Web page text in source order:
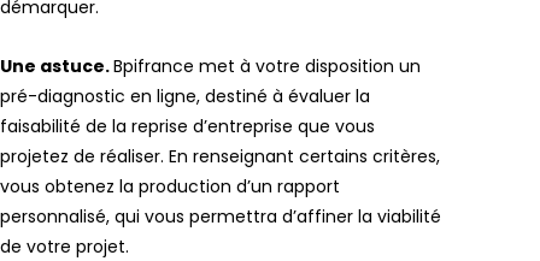
démarquer.
Une astuce.Bpifrance met à votre disposition un
pré-diagnostic en ligne, destiné à évaluer la
faisabilité de la reprise d’entreprise que vous
projetez de réaliser. En renseignant certains critères,
vous obtenez la production d’un rapport
personnalisé, qui vous permettra d’affiner la viabilité
de votre projet.